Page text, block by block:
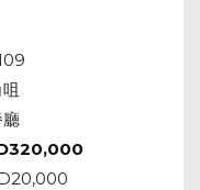
320,000